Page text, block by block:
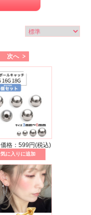
次へ
価格：599円(税込)